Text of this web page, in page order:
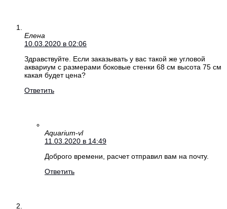
Елена
10.03.2020 в 02:06
Здравствуйте. Если заказывать у вас такой же угловой
аквариум с размерами боковые стенки 68 см высота 75 см
какая будет цена?
Ответить
Aquarium-vl
11.03.2020 в 14:49
Доброго времени, расчет отправил вам на почту.
Ответить